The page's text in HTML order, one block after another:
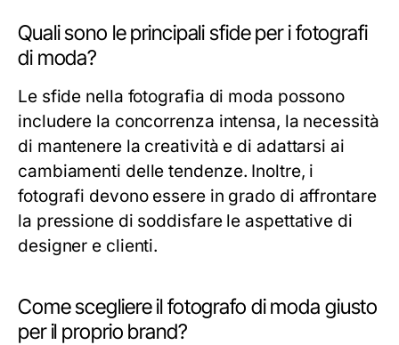
Quali sono le principali sfide per i fotografi
di moda?
Le sfide nella fotografia di moda possono
includere la concorrenza intensa, la necessità
di mantenere la creatività e di adattarsi ai
cambiamenti delle tendenze. Inoltre, i
fotografi devono essere in grado di affrontare
la pressione di soddisfare le aspettative di
designer e clienti.
Come scegliere il fotografo di moda giusto
per il proprio brand?